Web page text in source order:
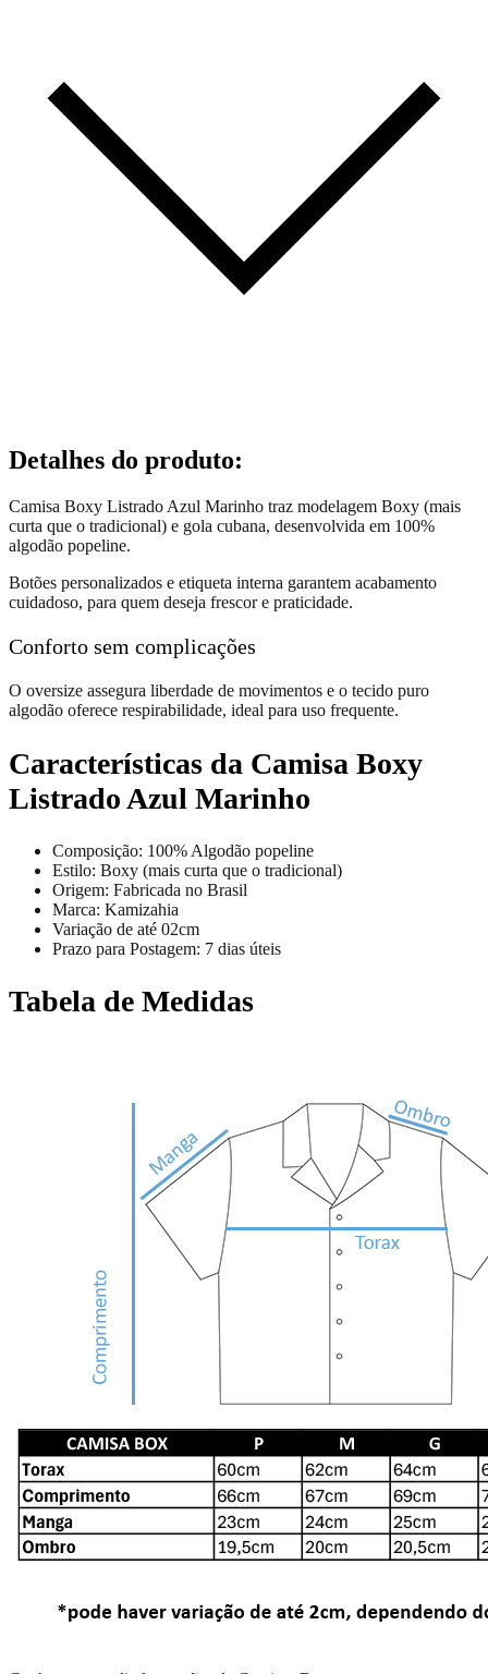
Detalhes do produto:
Camisa Boxy Listrado Azul Marinho traz modelagem Boxy (mais
curta que o tradicional) e gola cubana, desenvolvida em 100%
algodão popeline.
Botões personalizados e etiqueta interna garantem acabamento
cuidadoso, para quem deseja frescor e praticidade.
Conforto sem complicações
O oversize assegura liberdade de movimentos e o tecido puro
algodão oferece respirabilidade, ideal para uso frequente.
Características da Camisa Boxy
Listrado Azul Marinho
Composição: 100% Algodão popeline
Estilo: Boxy (mais curta que o tradicional)
Origem: Fabricada no Brasil
Marca: Kamizahia
Variação de até 02cm
Prazo para Postagem: 7 dias úteis
Tabela de Medidas